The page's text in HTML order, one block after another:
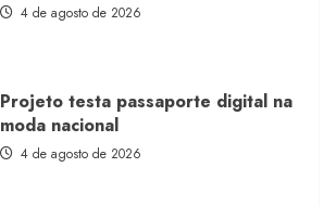
4 de agosto de 2026
Projeto testa passaporte digital na
moda nacional
4 de agosto de 2026